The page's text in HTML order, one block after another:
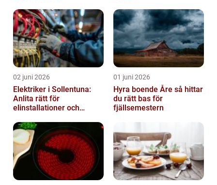
02 juni 2026
Elektriker i Sollentuna:
Anlita rätt för
elinstallationer och
01 juni 2026
Hyra boende Åre så hittar
du rätt bas för
fjällsemestern